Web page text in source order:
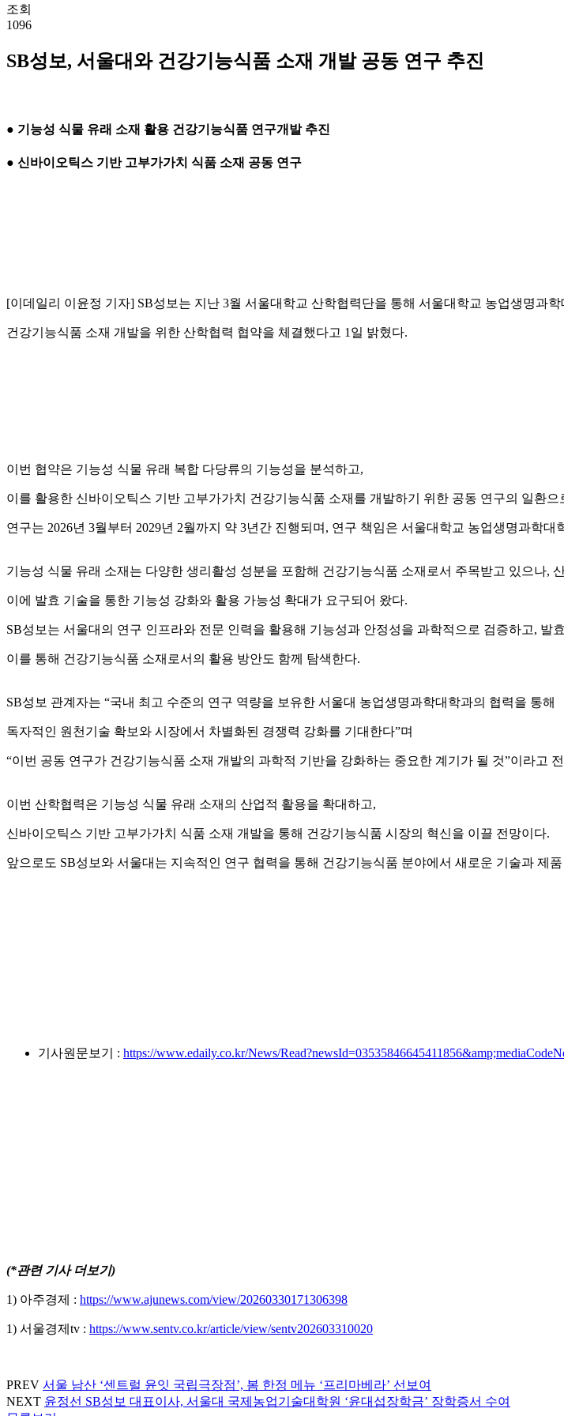
조회
1096
SB성보, 서울대와 건강기능식품 소재 개발 공동 연구 추진
● 기능성 식물 유래 소재 활용 건강기능식품 연구개발 추진
● 신바이오틱스 기반 고부가가치 식품 소재 공동 연구
[이데일리 이윤정 기자] SB성보는 지난 3월 서울대학교 산학협력단을 통해 서울대학교 농업생명과
건강기능식품 소재 개발을 위한 산학협력 협약을 체결했다고 1일 밝혔다.
이번 협약은 기능성 식물 유래 복합 다당류의 기능성을 분석하고,
이를 활용한 신바이오틱스 기반 고부가가치 건강기능식품 소재를 개발하기 위한 공동 연구의 일환으
연구는 2026년 3월부터 2029년 2월까지 약 3년간 진행되며, 연구 책임은 서울대학교 농업생명과학
기능성 식물 유래 소재는 다양한 생리활성 성분을 포함해 건강기능식품 소재로서 주목받고 있으나,
이에 발효 기술을 통한 기능성 강화와 활용 가능성 확대가 요구되어 왔다.
SB성보는 서울대의 연구 인프라와 전문 인력을 활용해 기능성과 안정성을 과학적으로 검증하고, 발
이를 통해 건강기능식품 소재로서의 활용 방안도 함께 탐색한다.
SB성보 관계자는 “국내 최고 수준의 연구 역량을 보유한 서울대 농업생명과학대학과의 협력을 통해
독자적인 원천기술 확보와 시장에서 차별화된 경쟁력 강화를 기대한다”며
“이번 공동 연구가 건강기능식품 소재 개발의 과학적 기반을 강화하는 중요한 계기가 될 것”이라고
이번 산학협력은 기능성 식물 유래 소재의 산업적 활용을 확대하고,
신바이오틱스 기반 고부가가치 식품 소재 개발을 통해 건강기능식품 시장의 혁신을 이끌 전망이다.
앞으로도 SB성보와 서울대는 지속적인 연구 협력을 통해 건강기능식품 분야에서 새로운 기술과 제
기사원문보기 : https://www.edaily.co.kr/News/
(*관련 기사 더보기)
1) 아주경제 : https://www.ajunews.com/view/20260330171306398
1) 서울경제tv : https://www.sentv.co.kr/article/view/sentv202603310020
PREV 서울 남산 ‘센트럴 윤잇 국립극장점’, 봄 한정 메뉴 ‘프리마베라’ 선보여
NEXT 윤정선 SB성보 대표이사, 서울대 국제농업기술대학원 ‘윤대섭장학금’ 장학증서 수여